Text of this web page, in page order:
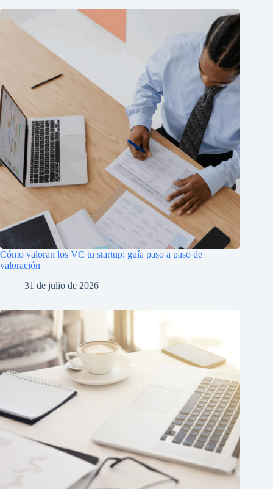
Cómo valoran los VC tu startup: guía paso a paso de
valoración
31 de julio de 2026